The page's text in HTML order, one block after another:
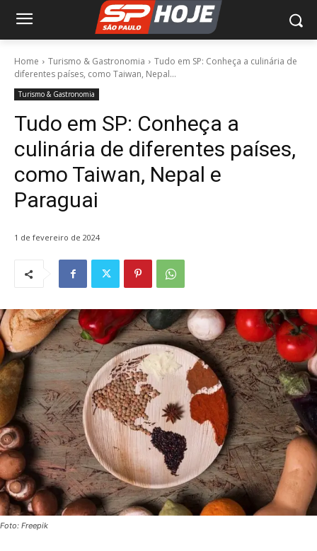
Home Turismo & Gastronomia
Tudo em SP: Conheça a culinária de
diferentes países, como Taiwan, Nepal...
Turismo & Gastronomia
Tudo em SP: Conheça a
culinária de diferentes países,
como Taiwan, Nepal e
Paraguai
1 de fevereiro de 2024
Foto: Freepik